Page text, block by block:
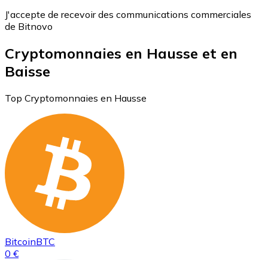
J'accepte de recevoir des communications commerciales
de Bitnovo
Cryptomonnaies en Hausse et en
Baisse
Top Cryptomonnaies en Hausse
BitcoinBTC
0 €